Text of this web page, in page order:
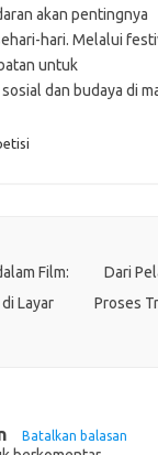
akan pentingnya
hari. Melalui
untuk
dan budaya di
Film:
Layar
Dari
Proses
Batalkan balasan